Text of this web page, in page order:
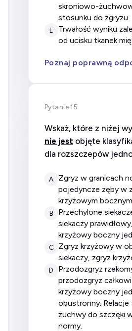
skroniowo-
stosunku do zgryzu.
E
trwałość wyniku zależy głównie
od ucisku tkanek
Poznaj poprawną
Pytanie 15
Wskaż, które z niżej
nie jest objęte
dla rozszczepów
A
zgryz w granicach normy lub
pojedyncze zęby w
krzyżowym
B
przechylone siekacze - nagryz
siekaczy
krzyżowy boczny
C
zgryz krzyżowy w obrębie 1 lub 2
siekaczy, zgryz
D
przodozgryz rzekomy,
przodozgryz
krzyżowy boczny
obustronny. Relacje
żuchwy do szczęki
normy.